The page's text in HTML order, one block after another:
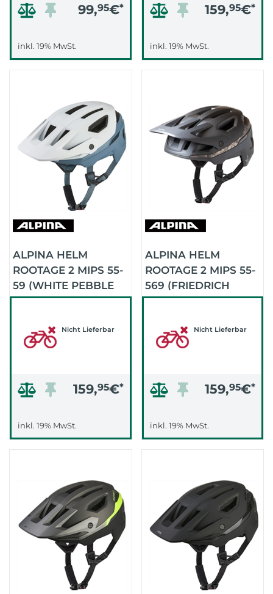
99,95€*
inkl. 19% MwSt.
159,95€*
inkl. 19% MwSt.
ALPINA HELM
ROOTAGE 2 MIPS 55-
59 (WHITE PEBBLE
BLUE MATT |)
Nicht Lieferbar
159,95€*
inkl. 19% MwSt.
ALPINA HELM
ROOTAGE 2 MIPS 55-
569 (FRIEDRICH
ARTIST SERIES)
Nicht Lieferbar
159,95€*
inkl. 19% MwSt.